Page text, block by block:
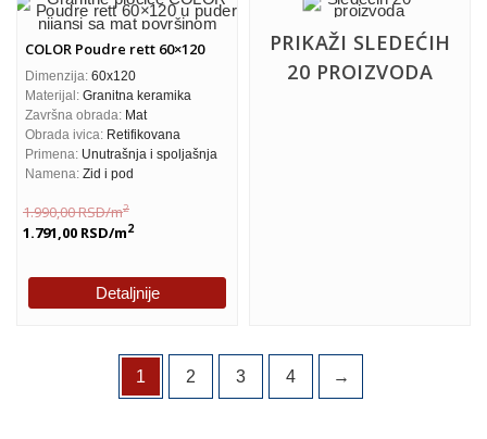
COLOR Poudre rett 60×120
Dimenzija: 60x120
Materijal: Granitna keramika
Završna obrada: Mat
Obrada ivica: Retifikovana
Primena: Unutrašnja i spoljašnja
Namena: Zid i pod
1.990,00RSD/m2
1.791,00 RSD/m2
Detaljnije
PRIKAŽI SLEDEĆIH
20 PROIZVODA
1 2 3 4 →